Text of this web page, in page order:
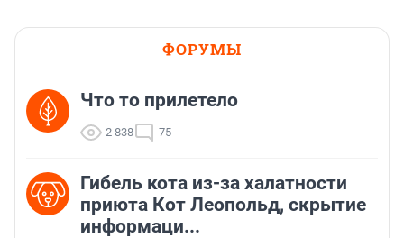
ФОРУМЫ
Что то прилетело
2 838 75
Гибель кота из-за халатности
приюта Кот Леопольд, скрытиe
информаци...